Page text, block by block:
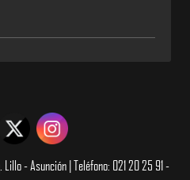
- Asunción | Teléfono: 021 20 25 91 -